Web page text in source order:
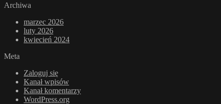
Archiwa
marzec 2026
luty 2026
kwiecień 2024
Meta
Zaloguj się
Kanał wpisów
Kanał komentarzy
WordPress.org